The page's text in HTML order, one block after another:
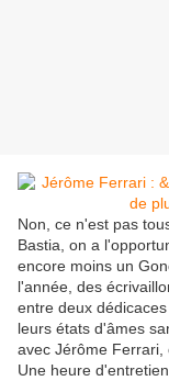
Non, ce n'est pas
Bastia, on a
encore moins un
l'année, des
entre deux
leurs états d'âmes
avec Jérôme Ferrari,
Une heure